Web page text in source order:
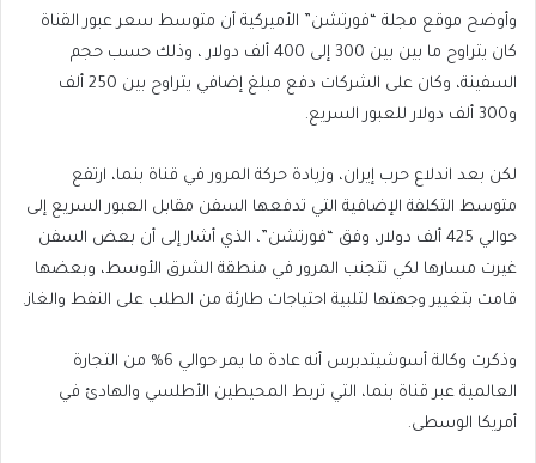
وأوضح موقع مجلة “فورتشن” الأميركية أن متوسط سعر عبور القناة
كان يتراوح ما بين بين 300 إلى 400 ألف دولار ، وذلك حسب حجم
السفينة، وكان على الشركات دفع مبلغ إضافي يتراوح بين 250 ألف
و300 ألف دولار للعبور السريع.
لكن بعد اندلاع حرب إيران، وزيادة حركة المرور في قناة بنما، ارتفع
متوسط التكلفة الإضافية التي تدفعها السفن مقابل العبور السريع إلى
حوالي 425 ألف دولار، وفق “فورتشن”، الذي أشار إلى أن بعض السفن
غيرت مسارها لكي تتجنب المرور في منطقة الشرق الأوسط، وبعضها
قامت بتغيير وجهتها لتلبية احتياجات طارئة من الطلب على النفط والغاز.
وذكرت وكالة أسوشيتدبرس أنه عادة ما يمر حوالي 6% من التجارة
العالمية عبر قناة بنما، التي تربط المحيطين الأطلسي والهادئ في
أمريكا الوسطى.